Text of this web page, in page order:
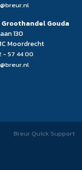
Gouda
130
Moordrecht
- 57 44 00
Breur Quick Support